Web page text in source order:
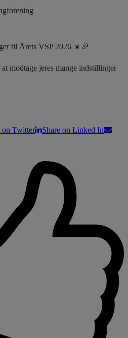
til Årets VSP 2026 ☀️🎉
modtage jeres mange indstillinger
on Twitter
Share on Linked In